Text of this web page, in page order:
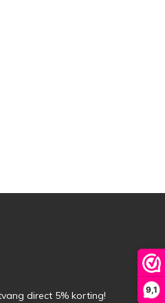
9,1
direct 5% korting!